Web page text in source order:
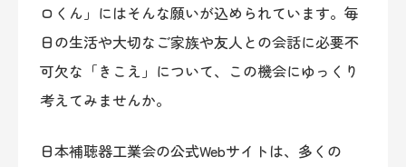
ロくん」にはそんな願いが込められています。毎
日の生活や大切なご家族や友人との会話に必要不
可欠な「きこえ」について、この機会にゆっくり
考えてみませんか。
日本補聴器工業会の公式Webサイトは、多くの